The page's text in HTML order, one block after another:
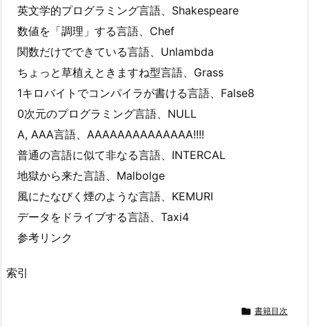
英文学的プログラミング言語、Shakespeare
数値を「調理」する言語、Chef
関数だけでできている言語、Unlambda
ちょっと草植えときますね型言語、Grass
1キロバイトでコンパイラが書ける言語、False8
0次元のプログラミング言語、NULL
A, AAA言語、AAAAAAAAAAAAAA!!!!
普通の言語に似て非なる言語、INTERCAL
地獄から来た言語、Malbolge
風にたなびく煙のような言語、KEMURI
データをドライブする言語、Taxi4
参考リンク
索引
 書籍目次